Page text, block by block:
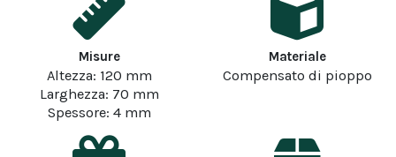
Misure
Altezza: 120 mm
Larghezza: 70 mm
Spessore: 4 mm
Materiale
Compensato di pioppo